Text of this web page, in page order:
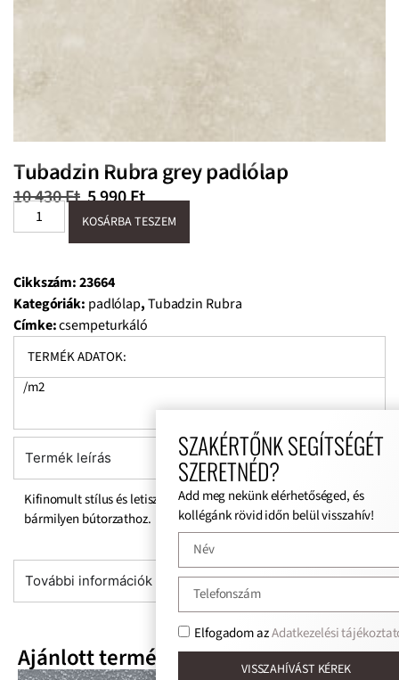
Tubadzin Rubra grey padlólap
10 430Ft 5 990Ft
KOSÁRBA TESZEM
Cikkszám:23664
Kategóriák: padlólap,Tubadzin Rubra
Címke:csempeturkáló
TERMÉK ADATOK:
/m2
Termék leírás
Kifinomult stílus és letisztult színek, formák. Tökéletesen illik
bármilyen bútorzathoz.
További információk
Ajánlott termékek
SZAKÉRTŐNK SEGÍTSÉGÉT
SZERETNÉD?
Add meg nekünk elérhetőséged, és
kollégánk rövid időn belül visszahív!
Elfogadom azAdatkezelési
VISSZAHÍVÁST KÉREK